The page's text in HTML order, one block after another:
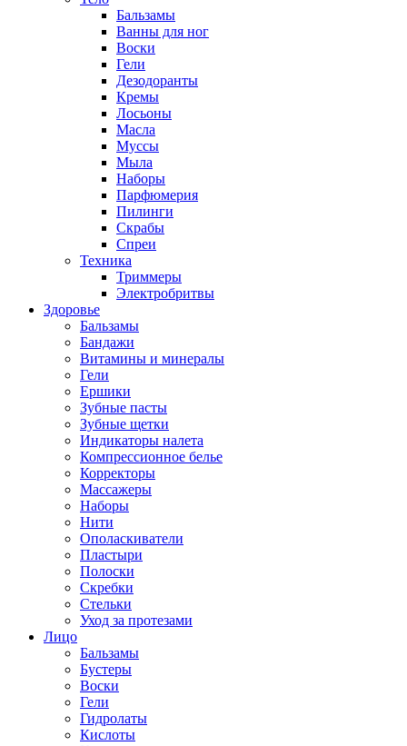
Бальзамы
Ванны для ног
Воски
Гели
Дезодоранты
Кремы
Лосьоны
Масла
Муссы
Мыла
Наборы
Парфюмерия
Пилинги
Скрабы
Спреи
Техника
Триммеры
Электробритвы
Здоровье
Бальзамы
Бандажи
Витамины и минералы
Гели
Ершики
Зубные пасты
Зубные щетки
Индикаторы налета
Компрессионное белье
Корректоры
Массажеры
Наборы
Нити
Ополаскиватели
Пластыри
Полоски
Скребки
Стельки
Уход за протезами
Лицо
Бальзамы
Бустеры
Воски
Гели
Гидролаты
Кислоты